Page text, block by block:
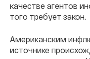
качестве агентов
того требует закон.
Американским
источнике